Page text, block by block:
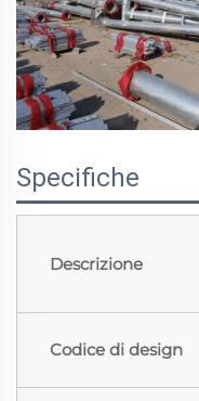
Specifiche
Descrizione
Codice di design